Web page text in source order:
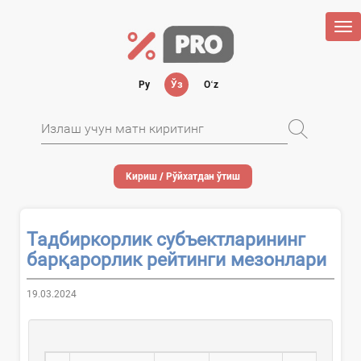
Ру Ўз Oʻz
Кириш / Рўйхатдан ўтиш
Тадбиркорлик субъектларининг
барқарорлик рейтинги мезонлари
19.03.2024